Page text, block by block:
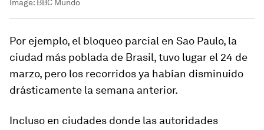
Image: BBC Mundo
Por ejemplo, el bloqueo parcial en Sao Paulo, la
ciudad más poblada de Brasil, tuvo lugar el 24 de
marzo, pero los recorridos ya habían disminuido
drásticamente la semana anterior.
Incluso en ciudades donde las autoridades